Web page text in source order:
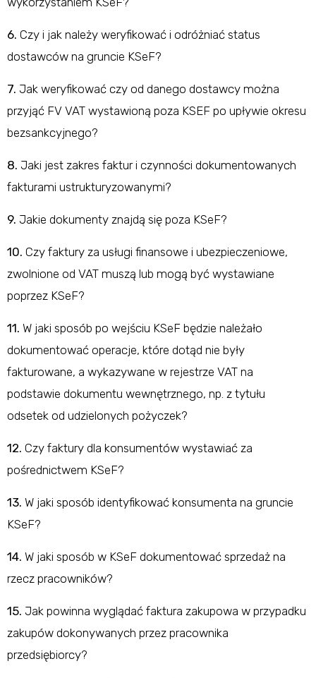
6. Czy i jak należy weryfikować i odróżniać status
dostawców na gruncie KSeF?
7. Jak weryfikować czy od danego dostawcy można
przyjąć FV VAT wystawioną poza KSEF po upływie okresu
bezsankcyjnego?
8. Jaki jest zakres faktur i czynności dokumentowanych
fakturami ustrukturyzowanymi?
9. Jakie dokumenty znajdą się poza KSeF?
10. Czy faktury za usługi finansowe i ubezpieczeniowe,
zwolnione od VAT muszą lub mogą być wystawiane
poprzez KSeF?
11. W jaki sposób po wejściu KSeF będzie należało
dokumentować operacje, które dotąd nie były
fakturowane, a wykazywane w rejestrze VAT na
podstawie dokumentu wewnętrznego, np. z tytułu
odsetek od udzielonych pożyczek?
12. Czy faktury dla konsumentów wystawiać za
pośrednictwem KSeF?
13. W jaki sposób identyfikować konsumenta na gruncie
KSeF?
14. W jaki sposób w KSeF dokumentować sprzedaż na
rzecz pracowników?
15. Jak powinna wyglądać faktura zakupowa w przypadku
zakupów dokonywanych przez pracownika
przedsiębiorcy?